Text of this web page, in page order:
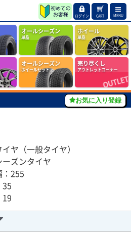
ログイン CART MENU
オールシーズン
単品
ホイール
単品
オールシーズン
ホイールセット
売り尽くし
アウトレットコーナー
ヤ（一般タイヤ）
ズンタイヤ
：255
35
19
お気に入り登録